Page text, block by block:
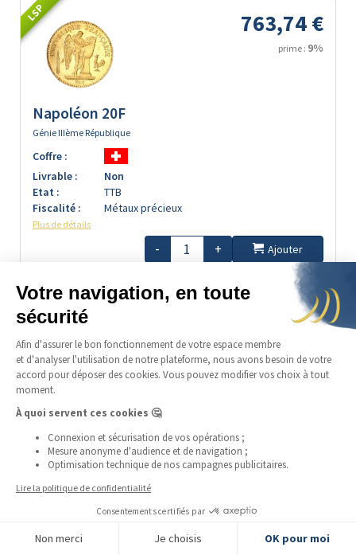
FILTRER LES PRODUITS
LSP 763,74 €
prime : 9%
Napoléon 20F
Génie IIIème République
Coffre :
Livrable :
Non
Etat :
TTB
Fiscalité :
Métaux précieux
Plus de détails
- + Ajouter
Disponible en continuen précommande
LSP 763,74 €
prime : 9%
Napoléon 20F
Marianne Coq - Liberté Egalité Fraternité
Coffre :
Etat :
SUP
Métaux précieux